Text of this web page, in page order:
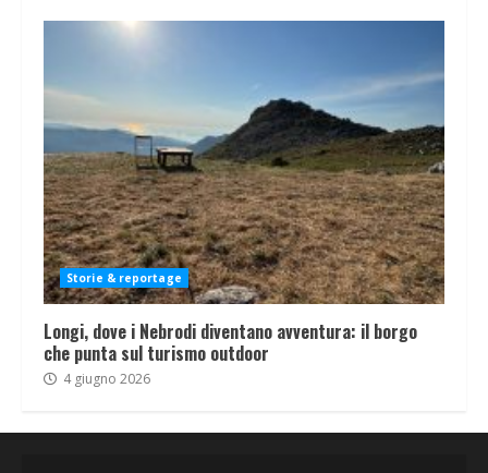
Storie & reportage
Longi, dove i Nebrodi diventano avventura: il borgo
che punta sul turismo outdoor
4 giugno 2026